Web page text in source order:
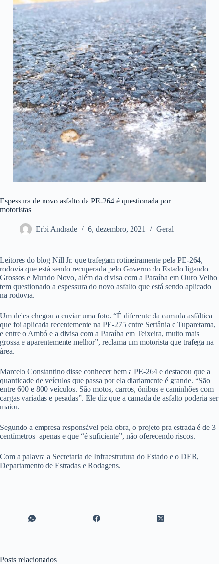
Espessura de novo asfalto da PE-264 é questionada por
motoristas
Erbi Andrade 6, dezembro, 2021 Geral
Leitores do blog Nill Jr. que trafegam rotineiramente pela PE-264,
rodovia que está sendo recuperada pelo Governo do Estado ligando
Grossos e Mundo Novo, além da divisa com a Paraíba em Ouro Velho
tem questionado a espessura do novo asfalto que está sendo aplicado
na rodovia.
Um deles chegou a enviar uma foto. “É diferente da camada asfáltica
que foi aplicada recentemente na PE-275 entre Sertânia e Tuparetama,
e entre o Ambó e a divisa com a Paraíba em Teixeira, muito mais
grossa e aparentemente melhor”, reclama um motorista que trafega na
área.
Marcelo Constantino disse conhecer bem a PE-264 e destacou que a
quantidade de veículos que passa por ela diariamente é grande. “São
entre 600 e 800 veículos. São motos, carros, ônibus e caminhões com
cargas variadas e pesadas”. Ele diz que a camada de asfalto poderia ser
maior.
Segundo a empresa responsável pela obra, o projeto pra estrada é de 3
centímetros apenas e que “é suficiente”, não oferecendo riscos.
Com a palavra a Secretaria de Infraestrutura do Estado e o DER,
Departamento de Estradas e Rodagens.
Posts relacionados